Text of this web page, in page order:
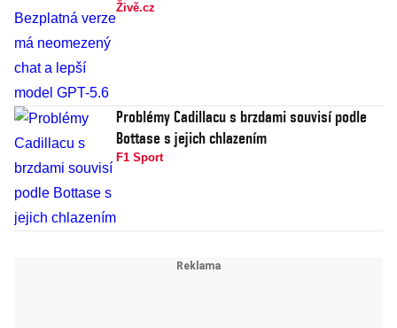
Živě.cz
Problémy Cadillacu s brzdami souvisí podle
Bottase s jejich chlazením
F1 Sport